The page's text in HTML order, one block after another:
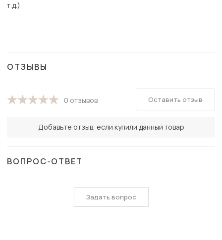
т.д.)
ОТЗЫВЫ
0 отзывов
Добавьте отзыв, если купили данный товар
Оставить отзыв
ВОПРОС-ОТВЕТ
Задать вопрос